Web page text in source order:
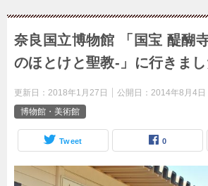
奈良国立博物館 「国宝 醍醐
のほとけと聖教-」に行きまし
更新日： 2018年1月27日 公開日： 2014年8月4日
博物館・美術館
Tweet 0